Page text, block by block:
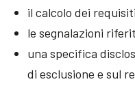
il calcolo dei
le segnalazioni
una specifica
di esclusione e sul